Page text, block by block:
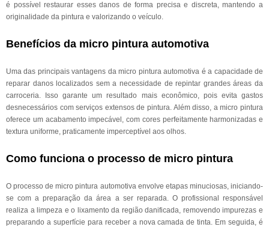
é possível restaurar esses danos de forma precisa e discreta, mantendo a
originalidade da pintura e valorizando o veículo.
Benefícios da micro pintura automotiva
Uma das principais vantagens da micro pintura automotiva é a capacidade de
reparar danos localizados sem a necessidade de repintar grandes áreas da
carroceria. Isso garante um resultado mais econômico, pois evita gastos
desnecessários com serviços extensos de pintura. Além disso, a micro pintura
oferece um acabamento impecável, com cores perfeitamente harmonizadas e
textura uniforme, praticamente imperceptível aos olhos.
Como funciona o processo de micro pintura
O processo de micro pintura automotiva envolve etapas minuciosas, iniciando-
se com a preparação da área a ser reparada. O profissional responsável
realiza a limpeza e o lixamento da região danificada, removendo impurezas e
preparando a superfície para receber a nova camada de tinta. Em seguida, é